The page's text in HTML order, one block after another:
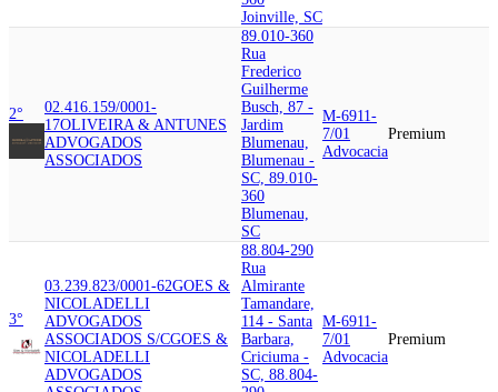
Joinville, SC
2°
02.416.159/0001-
17OLIVEIRA & ANTUNES
ADVOGADOS
ASSOCIADOS
89.010-360
Rua
Frederico
Guilherme
Busch, 87 -
Jardim
Blumenau,
Blumenau -
SC, 89.010-
360
Blumenau,
SC
M-6911-
7/01
Advocacia
Premium
3°
03.239.823/0001-62GOES &
NICOLADELLI
ADVOGADOS
ASSOCIADOS S/CGOES &
NICOLADELLI
ADVOGADOS
88.804-290
Rua
Almirante
Tamandare,
114 - Santa
Barbara,
Criciuma -
SC, 88.804-
M-6911-
7/01
Advocacia
Premium